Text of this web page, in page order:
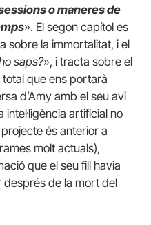
o maneres de
». El segon capítol es
sobre la immortalitat, i el
saps?», i tracta sobre el
que ens portarà
d’Amy amb el seu avi
artificial no
és anterior a
molt actuals),
que el seu fill havia
de la mort del